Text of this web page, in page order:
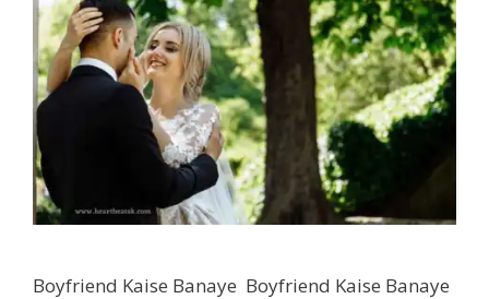
Boyfriend Kaise Banaye Boyfriend Kaise Banaye